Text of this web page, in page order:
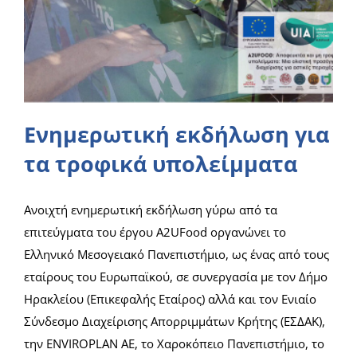
Ενημερωτική εκδήλωση για
τα τροφικά υπολείμματα
Ανοιχτή ενημερωτική εκδήλωση γύρω από τα
επιτεύγματα του έργου A2UFood οργανώνει το
Ελληνικό Μεσογειακό Πανεπιστήμιο, ως ένας από τους
εταίρους του Ευρωπαϊκού, σε συνεργασία με τον Δήμο
Ηρακλείου (Επικεφαλής Εταίρος) αλλά και τον Ενιαίο
Σύνδεσμο Διαχείρισης Απορριμμάτων Κρήτης (ΕΣΔΑΚ),
την ENVIROPLAN AE, το Χαροκόπειο Πανεπιστήμιο, το